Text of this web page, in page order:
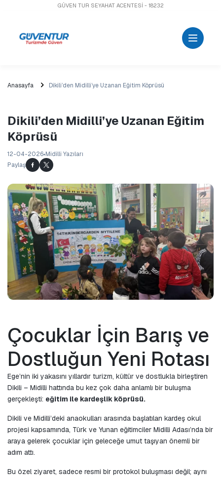
GÜVEN TUR SEYAHAT ACENTESİ - 18232
Anasayfa Dikili’den Midilli’ye Uzanan Eğitim Köprüsü
Dikili’den Midilli’ye Uzanan Eğitim
Köprüsü
12-04-2026 Midilli Yazıları
Paylaş
Çocuklar İçin Barış ve
Dostluğun Yeni Rotası
Ege’nin iki yakasını yıllardır turizm, kültür ve dostlukla birleştiren
Dikili – Midilli hattında bu kez çok daha anlamlı bir buluşma
gerçekleşti: eğitim ile kardeşlik köprüsü.
Dikili ve Midilli’deki anaokulları arasında başlatılan kardeş okul
projesi kapsamında, Türk ve Yunan eğitimciler Midilli Adası’nda bir
araya gelerek çocuklar için geleceğe umut taşıyan önemli bir
adım attı.
Bu özel ziyaret, sadece resmi bir protokol buluşması değil; aynı